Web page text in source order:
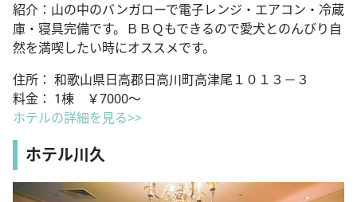
紹介：山の中のバンガローで電子レンジ・エアコン・冷蔵
庫・寝具完備です。ＢＢＱもできるので愛犬とのんびり自
然を満喫したい時にオススメです。
住所： 和歌山県日高郡日高川町高津尾１０１３－３
料金： 1棟 ￥7000～
ホテルの詳細を見る>>
ホテル川久